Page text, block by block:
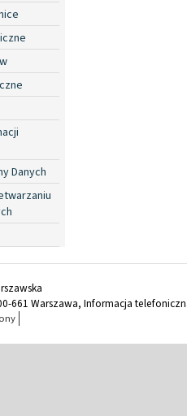
Danych
661 Warszawa, Informacja